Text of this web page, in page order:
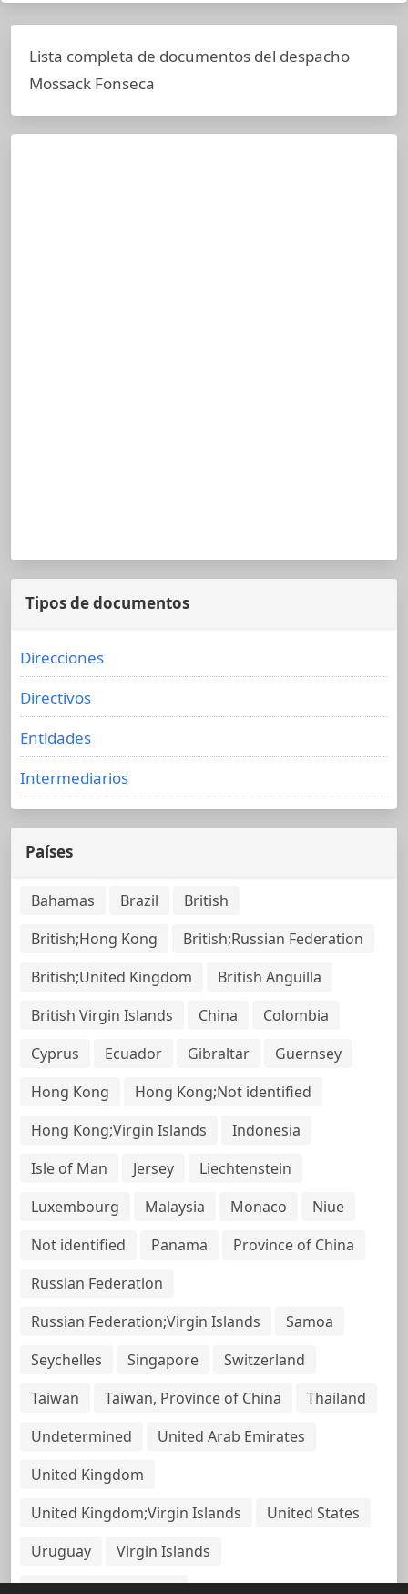
Lista completa de documentos del despacho
Mossack Fonseca
Tipos de documentos
Direcciones
Directivos
Entidades
Intermediarios
Países
Bahamas Brazil
British
British;Hong Kong
British;Russian Federation
British;United Kingdom
British Anguilla
British Virgin Islands
China
Colombia
Cyprus
Ecuador Gibraltar
Guernsey
Hong Kong
Hong Kong;Not identified
Hong Kong;Virgin Islands
Indonesia
Isle of Man
Jersey
Liechtenstein
Luxembourg
Malaysia Monaco
Niue
Not identified
Panama
Province of China
Russian Federation
Russian Federation;Virgin Islands
Samoa
Seychelles
Singapore
Switzerland
Taiwan
Taiwan, Province of China
Thailand
Undetermined
United Arab Emirates
United Kingdom
United Kingdom;Virgin Islands
United States
Uruguay
Virgin Islands
Virgin Islands, British